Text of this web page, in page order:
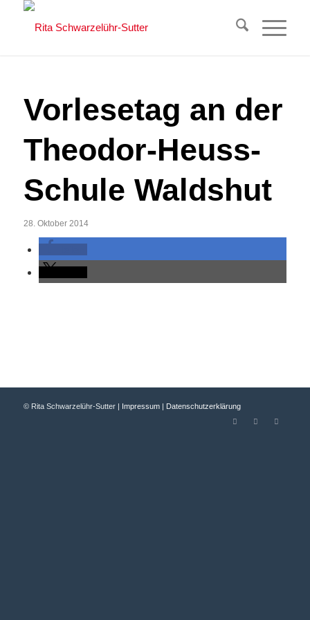
Vorlesetag an der
Theodor-Heuss-
Schule Waldshut
28. Oktober 2014
© Rita Schwarzelühr-Sutter | Impressum| Datenschutzerklärung